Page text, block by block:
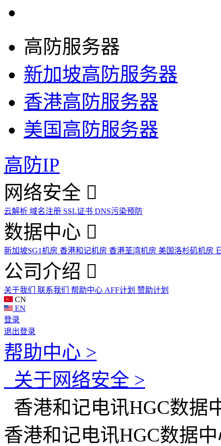
高防服务器
新加坡高防服务器
香港高防服务器
美国高防服务器
高防IP
网络安全
云解析 域名注册 SSL证书 DNS污染预防
数据中心
新加坡SG1机房 香港和记机房 香港荃湾机房 美国洛杉矶机房
公司介绍
关于我们 联系我们 帮助中心 AFF计划 赞助计划
CN
EN
登录
退出登录
帮助中心 >
关于网络安全 >
香港和记电讯HGC数据
香港和记电讯HGC数据